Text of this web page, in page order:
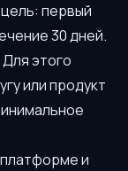
первый
30 дней.
этого
или продукт
и